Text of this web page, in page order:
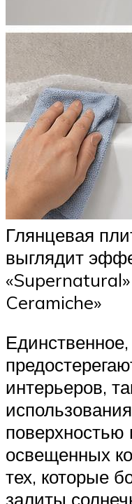
Глянцевая
выглядит
Ceramiche»
Единственное,
интерьеров,
освещенных
тех, которые
залиты